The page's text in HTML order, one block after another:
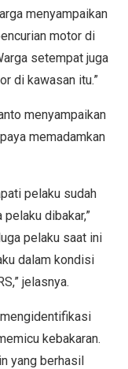
menyampaikan
motor di
setempat juga
di kawasan itu.”
menyampaikan
memadamkan
pelaku sudah
dibakar,”
pelaku saat ini
dalam kondisi
jelasnya.
kebakaran.
yang berhasil